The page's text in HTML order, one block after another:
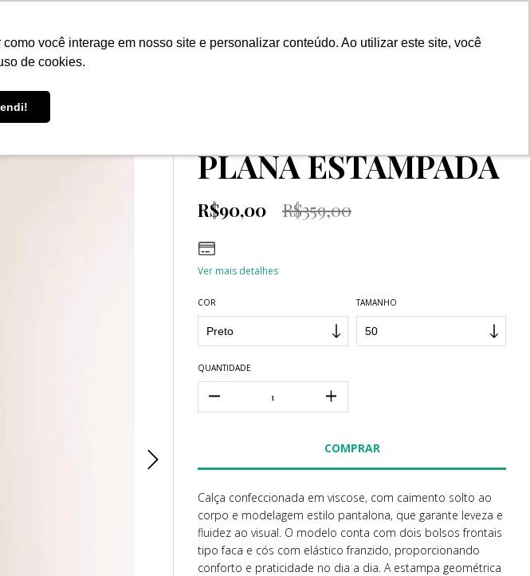
você interage em nosso site e personalizar conteúdo. Ao utilizar este site, você
de cookies.
PLANA ESTAMPADA
R$90,00 R$359,00
Ver mais detalhes
COR TAMANHO
QUANTIDADE
Calça confeccionada em viscose, com caimento solto ao
corpo e modelagem estilo pantalona, que garante leveza e
fluidez ao visual. O modelo conta com dois bolsos frontais
tipo faca e cós com elástico franzido, proporcionando
conforto e praticidade no dia a dia. A estampa geométrica